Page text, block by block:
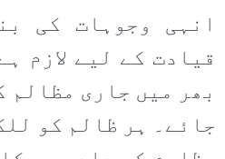
انہی وجوہات کی
قیادت کے لیے لازم
بھر میں جاری
جائے۔ ہر ظالم کو